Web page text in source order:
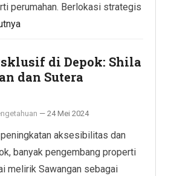
perumahan. Berlokasi strategis
di Depok: Shila
dan Sutera
— 24 Mei 2024
peningkatan aksesibilitas dan
banyak pengembang properti
melirik Sawangan sebagai